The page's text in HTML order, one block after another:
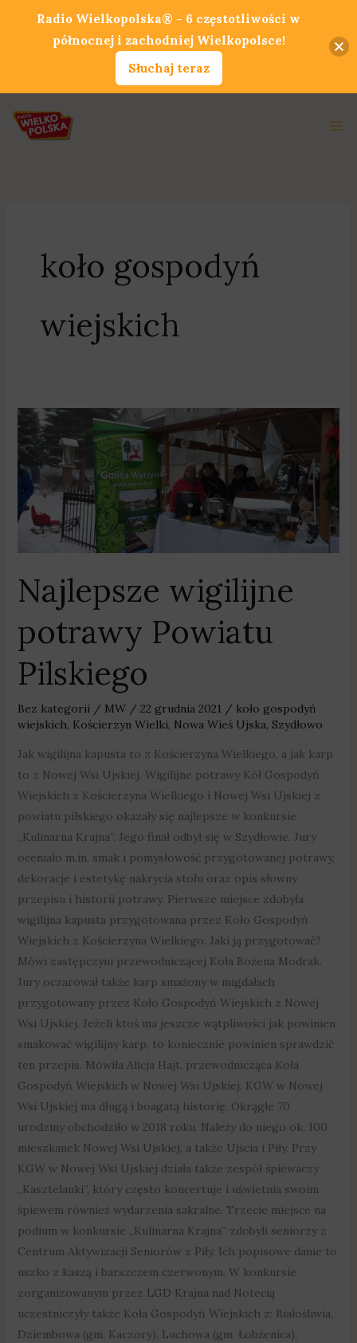
koło gospodyń
wiejskich
Najlepsze wigilijne
potrawy Powiatu
Pilskiego
Bez kategorii/ MW / 22 grudnia 2021 / koło gospodyń
wiejskich, Kościerzyn Wielki, Nowa Wieś Ujska, Szydłowo
Jak wigilijna kapusta to z Kościerzyna Wielkiego, a jak karp
to z Nowej Wsi Ujskiej. Wigilijne potrawy Kół Gospodyń
Wiejskich z Kościerzyna Wielkiego i Nowej Wsi Ujskiej z
powiatu pilskiego okazały się najlepsze w konkursie
„Kulinarna Krajna”. Jego finał odbył się w Szydłowie. Jury
oceniało m.in. smak i pomysłowość przygotowanej potrawy,
dekoracje i estetykę nakrycia stołu oraz opis słowny
przepisu i historii potrawy. Pierwsze miejsce zdobyła
wigilijna kapusta przygotowana przez Koło Gospodyń
Wiejskich z Kościerzyna Wielkiego. Jaki ją przygotować?
Mówi zastępczyni przewodniczącej Koła Bożena Modrak.
Jury oczarował także karp smażony w migdałach
przygotowany przez Koło Gospodyń Wiejskich z Nowej
Wsi Ujskiej. Jeżeli ktoś ma jeszcze wątpliwości jak powinien
smakować wigilijny karp, to koniecznie powinien sprawdzić
ten przepis. Mówiła Alicja Hajt, przewodnicząca Koła
Gospodyń Wiejskich w Nowej Wsi Ujskiej. KGW w Nowej
Wsi Ujskiej ma długą i boagatą historię. Okrągłe 70
urodziny obchodziło w 2018 roku. Należy do niego ok. 100
mieszkanek Nowej Wsi Ujskiej, a także Ujścia i Piły. Przy
KGW w Nowej Wsi Ujskiej działa także zespół śpiewaczy
„Kasztelanki”, który często koncertuje i uświetnia swoim
śpiewem również wydarzenia sakralne. Trzecie miejsce na
podium w konkursie „Kulinarna Krajna” zdobyli seniorzy z
Centrum Aktywizacji Seniorów z Piły. Ich popisowe danie to
uszko z kaszą i barszczem czerwonym. W konkursie
zorganizowanym przez LGD Krajna nad Notecią
uczestniczyły także Koła Gospodyń Wiejskich z: Białośliwia,
Dziembowa (gm. Kaczory), Luchowa (gm. Łobżenica),
Najlepsze
wigilijne
potrawy
Powiatu
Pilskiego
Radio Wielkopolska® - 6 częstotliwości w
północnej i zachodniej Wielkopolsce!
Słuchaj teraz